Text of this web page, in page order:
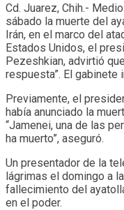
Cd. Juarez, Chih.-
sábado la muerte del
Irán, en el marco del
Estados Unidos, el
Pezeshkian, advirtió
respuesta”. El gabinete
Previamente, el
había anunciado la
“Jamenei, una de las
ha muerto”, aseguró.
Un presentador de la
lágrimas el domingo a
fallecimiento del
en el poder.